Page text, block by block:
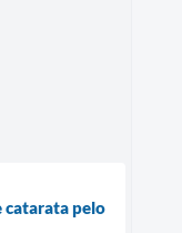
catarata pelo